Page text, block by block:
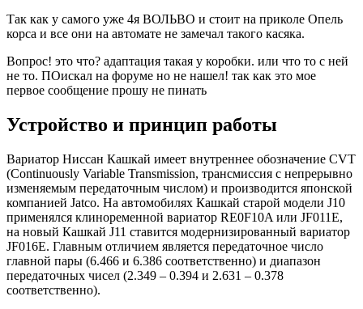
Так как у самого уже 4я ВОЛЬВО и стоит на приколе Опель
корса и все они на автомате не замечал такого касяка.
Вопрос! это что? адаптация такая у коробки. или что то с ней
не то. ПОискал на форуме но не нашел! так как это мое
первое сообщение прошу не пинать
Устройство и принцип работы
Вариатор Ниссан Кашкай имеет внутреннее обозначение CVT
(Continuously Variable Transmission, трансмиссия с непрерывно
изменяемым передаточным числом) и производится японской
компанией Jatco. На автомобилях Кашкай старой модели J10
применялся клиноременной вариатор RE0F10A или JF011E,
на новый Кашкай J11 ставится модернизированный вариатор
JF016E. Главным отличием является передаточное число
главной пары (6.466 и 6.386 соответственно) и диапазон
передаточных чисел (2.349 – 0.394 и 2.631 – 0.378
соответственно).